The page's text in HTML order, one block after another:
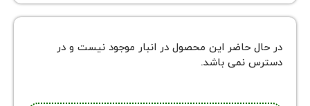
حاضر این محصول در انبار موجود نیست و در
نمی باشد.